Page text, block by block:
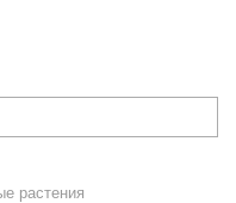
растения